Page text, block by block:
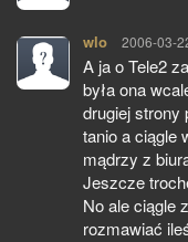
wlo pisze:
2006-03-
A ja o Tele2
była ona
drugiej strony
tanio a ciągle
mądrzy z
Jeszcze
No ale ciągle
rozmawiać